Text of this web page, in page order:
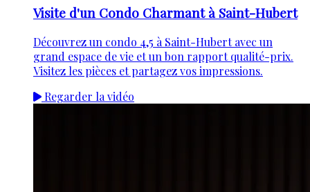
Visite d'un Condo Charmant à Saint-Hubert
Découvrez un condo 4,5 à Saint-Hubert avec un
grand espace de vie et un bon rapport qualité-prix.
Visitez les pièces et partagez vos impressions.
Regarder la vidéo